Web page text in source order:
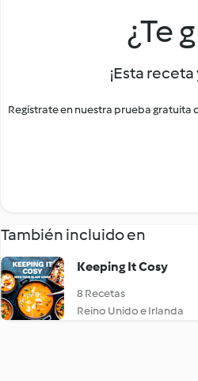
¿Te
¡Esta
Regístrate en nuestra prueba
También incluido en
Keeping It Cosy
8 Recetas
Reino Unido e Irlanda